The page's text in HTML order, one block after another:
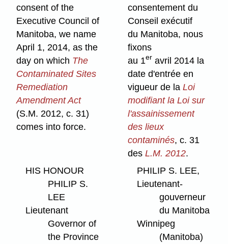
consent of the
Executive Council of
Manitoba, we name
April 1, 2014, as the
day on which The
Contaminated Sites
Remediation
Amendment Act
(S.M. 2012, c. 31)
comes into force.
consentement du
Conseil exécutif
du Manitoba, nous
fixons
au 1er avril 2014 la
date d'entrée en
vigueur de laLoi
modifiant la Loi sur
l'assainissement
des lieux
contaminés, c. 31
desL.M. 2012.
HIS HONOUR
PHILIP S.
LEE
Lieutenant
Governor of
the Province
PHILIP S. LEE,
Lieutenant-
gouverneur
du Manitoba
Winnipeg
(Manitoba)